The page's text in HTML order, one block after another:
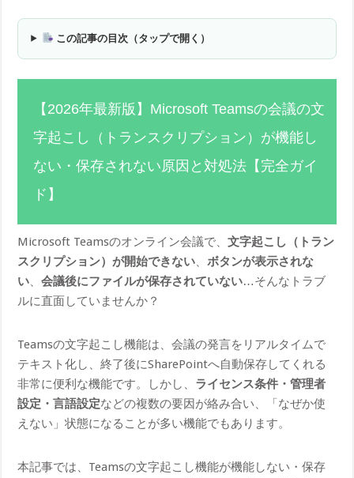
この記事の目次（タップで開く）
【2026年最新版】Microsoft Teamsの会議の文
字起こし（トランスクリプション）が機能し
ない・保存されない原因と対処法【完全ガイ
ド】
Microsoft Teamsのオンライン会議で、文字起こし（トラン
スクリプション）が開始できない、ボタンが表示されな
い、会議後にファイルが保存されていない…そんなトラブ
ルに直面していませんか？
Teamsの文字起こし機能は、会議の発言をリアルタイムで
テキスト化し、終了後にSharePointへ自動保存してくれる
非常に便利な機能です。しかし、 ライセンス条件・管理者
設定・言語設定などの複数の要因が絡み合い、「なぜか使
えない」状態になることが多い機能でもあります。
本記事では、Teamsの文字起こし機能が機能しない・保存